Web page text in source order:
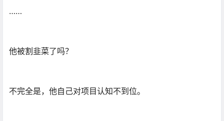
……
他被割韭菜了吗？
不完全是，他自己对项目认知不到位。